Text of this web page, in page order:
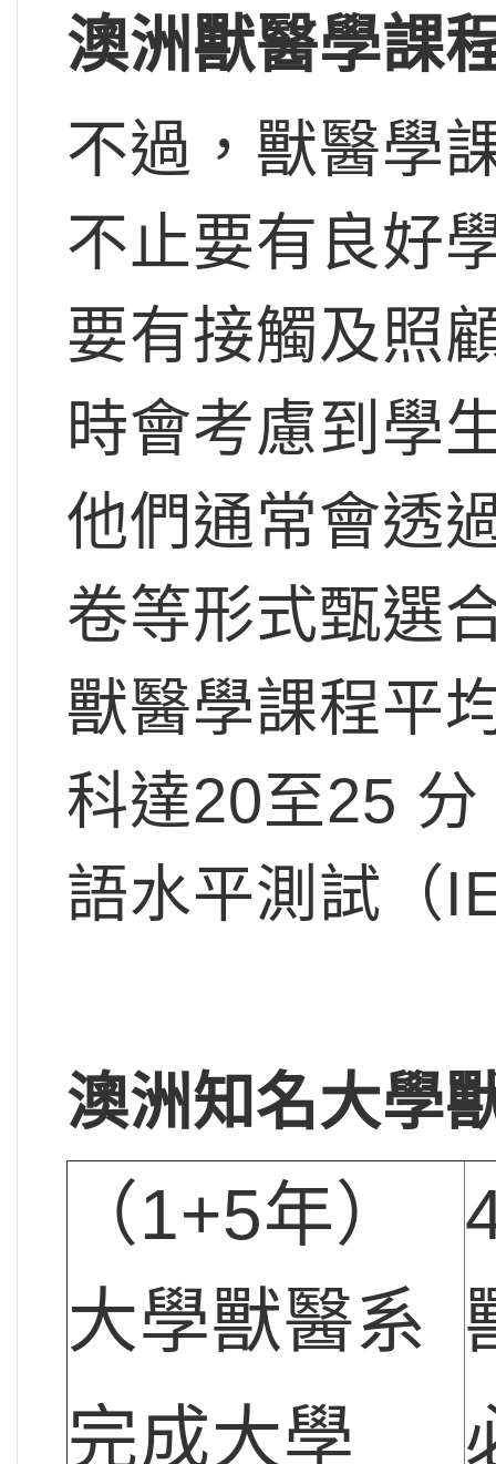
澳洲獸醫學課
不過，獸醫學
不止要有良好
要有接觸及照
時會考慮到學
他們通常會透
卷等形式甄選
獸醫學課程平
科達20至25
語水平測試（
澳洲知名大學
（1+5年）
大學獸醫系
完成大學